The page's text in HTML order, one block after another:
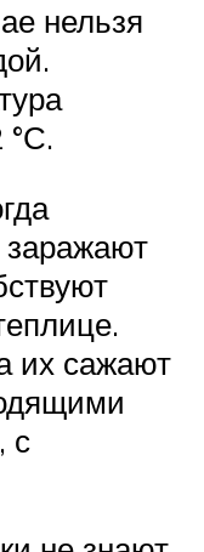
нельзя
°С.
заражают
их сажают
с